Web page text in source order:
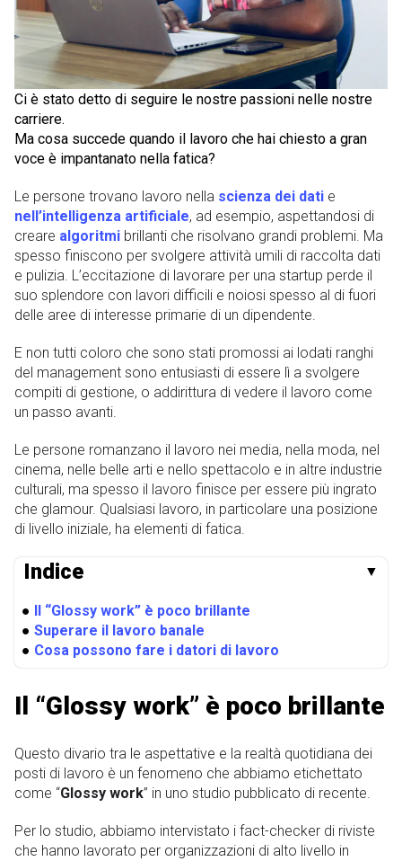
Ci è stato detto di seguire le nostre passioni nelle nostre
carriere.
Ma cosa succede quando il lavoro che hai chiesto a gran
voce è impantanato nella fatica?
Le persone trovano lavoro nella scienza dei dati e
nell’intelligenza artificiale, ad esempio, aspettandosi di
creare algoritmi brillanti che risolvano grandi problemi. Ma
spesso finiscono per svolgere attività umili di raccolta dati
e pulizia. L’eccitazione di lavorare per una startup perde il
suo splendore con lavori difficili e noiosi spesso al di fuori
delle aree di interesse primarie di un dipendente.
E non tutti coloro che sono stati promossi ai lodati ranghi
del management sono entusiasti di essere lì a svolgere
compiti di gestione, o addirittura di vedere il lavoro come
un passo avanti.
Le persone romanzano il lavoro nei media, nella moda, nel
cinema, nelle belle arti e nello spettacolo e in altre industrie
culturali, ma spesso il lavoro finisce per essere più ingrato
che glamour. Qualsiasi lavoro, in particolare una posizione
di livello iniziale, ha elementi di fatica.
Indice ▼
● Il “Glossy work” è poco brillante
● Superare il lavoro banale
● Cosa possono fare i datori di lavoro
Il “Glossy work” è poco brillante
Questo divario tra le aspettative e la realtà quotidiana dei
posti di lavoro è un fenomeno che abbiamo etichettato
come “Glossy work” in uno studio pubblicato di recente.
Per lo studio, abbiamo intervistato i fact-checker di riviste
che hanno lavorato per organizzazioni di alto livello in